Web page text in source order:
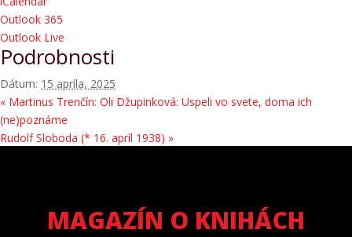
Outlook 365
Outlook Live
Podrobnosti
Dátum: 15 apríla, 2025
« Martinus Trenčín: Oli Džupinková: Uspeli vo svete, doma ich
(ne)poznáme
Rudolf Sloboda (* 16. apríl 1938) »
MAGAZÍN O KNIHÁCH